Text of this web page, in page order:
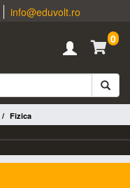
info@eduvolt.ro
0
Fizica